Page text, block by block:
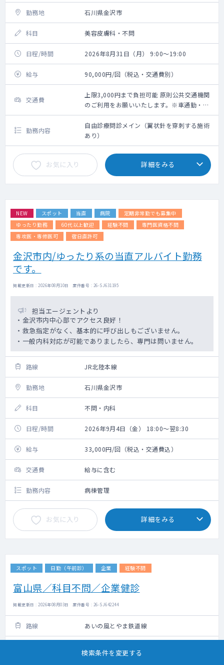
勤務地 石川県金沢市
科目 美容皮膚科・不問
日程/時間 2026年8月31日（月） 9:00～19:00
給与 90,000円/回（税込・交通費別）
交通費
上限3,000円まで負担可能 原則公共交通機関
のご利用をお願いいたします。※車通勤・タ
クシー利用要相談
勤務内容
自由診療問診メイン（翼状針を穿刺する施術
あり）
お気に入り 詳細をみる
NEW スポット 当直 病院
定期非常勤でも募集中
ゆったり勤務
60代以上歓迎 経験不問
専門医資格不問
専攻医・専修医可
宿日直許可
金沢市内/ゆったり系の当直アルバイト勤務
です。
掲載更新日 : 2026年08月10日 案件番号 : 26-SJ631195
担当エージェントより
・金沢市内中心部でアクセス良好！
・救急指定がなく、基本的に呼び出しもございません。
・一般内科対応が可能でありましたら、専門は問いません。
路線 JR北陸本線
勤務地 石川県金沢市
科目 不問・内科
日程/時間 2026年9月4日（金） 18:00～翌8:30
給与 33,000円/回（税込・交通費込）
交通費 給与に含む
勤務内容 病棟管理
お気に入り 詳細をみる
スポット 日勤（午前診） 企業 経験不問
富山県／科目不問／企業健診
掲載更新日 : 2026年08月03日 案件番号 : 26-SJ642244
路線 あいの風とやま鉄道線
検索条件を変更する